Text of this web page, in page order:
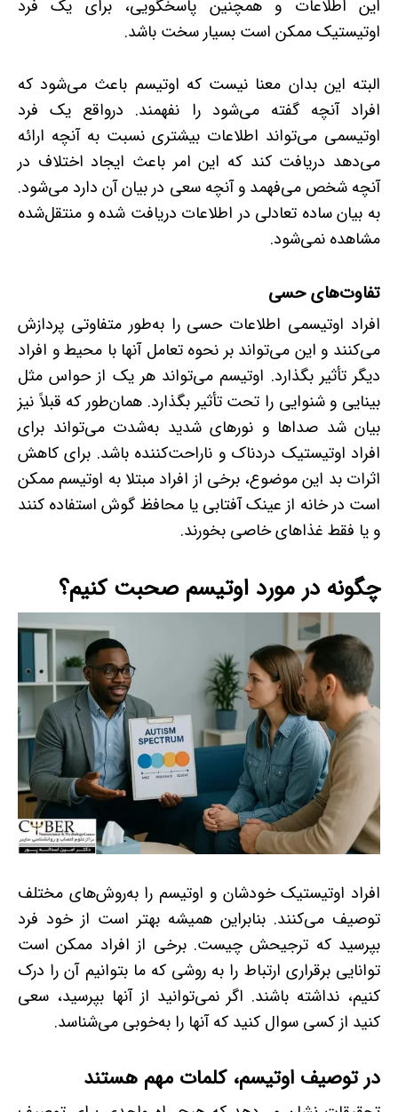
این اطلاعات و همچنین پاسخگویی، برای یک فرد
اوتیستیک ممکن است بسیار سخت باشد.
البته این بدان معنا نیست که اوتیسم باعث می‌شود که
افراد آنچه گفته می‌شود را نفهمند. درواقع یک فرد
اوتیسمی می‌تواند اطلاعات بیشتری نسبت به آنچه ارائه
می‌دهد دریافت کند که این امر باعث ایجاد اختلاف در
آنچه شخص می‌فهمد و آنچه سعی در بیان آن دارد می‌شود.
به بیان ساده تعادلی در اطلاعات دریافت شده و منتقل‌شده
مشاهده نمی‌شود.
تفاوت‌های حسی
افراد اوتیسمی اطلاعات حسی را به‌طور متفاوتی پردازش
می‌کنند و این می‌تواند بر نحوه تعامل آنها با محیط و افراد
دیگر تأثیر بگذارد. اوتیسم می‌تواند هر یک از حواس مثل
بینایی و شنوایی را تحت تأثیر بگذارد. همان‌طور که قبلاً نیز
بیان شد صداها و نورهای شدید به‌شدت می‌تواند برای
افراد اوتیستیک دردناک و ناراحت‌کننده باشد. برای کاهش
اثرات بد این موضوع، برخی از افراد مبتلا به اوتیسم ممکن
است در خانه از عینک آفتابی یا محافظ گوش استفاده کنند
و یا فقط غذاهای خاصی بخورند.
چگونه در مورد اوتیسم صحبت کنیم؟
افراد اوتیستیک خودشان و اوتیسم را به‌روش‌های مختلف
توصیف می‌کنند. بنابراین همیشه بهتر است از خود فرد
بپرسید که ترجیحش چیست. برخی از افراد ممکن است
توانایی برقراری ارتباط را به روشی که ما بتوانیم آن را درک
کنیم، نداشته باشند. اگر نمی‌توانید از آنها بپرسید، سعی
کنید از کسی سوال کنید که آنها را به‌خوبی می‌شناسد.
در توصیف اوتیسم، کلمات مهم هستند